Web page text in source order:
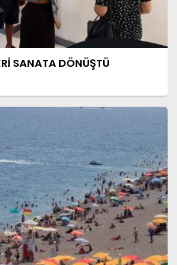
SANATA DÖNÜŞTÜ